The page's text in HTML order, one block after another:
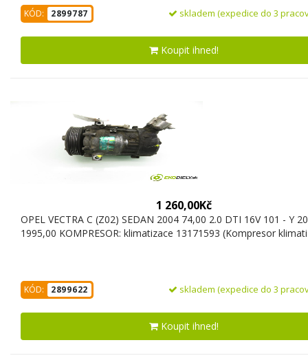
KÓD: 2899787 skladem (expedice do 3
Koupit ihned!
1 260,00Kč
OPEL VECTRA C (Z02) SEDAN 2004 74,00 2.0 DTI 16V 101 - Y
1995,00 KOMPRESOR: klimatizace 13171593 (Kompresor
KÓD: 2899622 skladem (expedice do 3
Koupit ihned!